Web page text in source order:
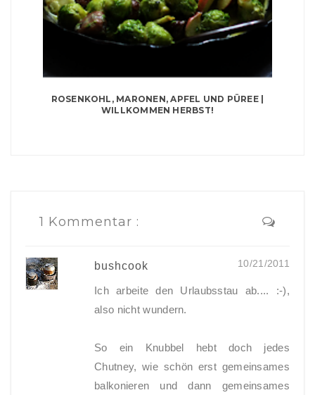
ROSENKOHL, MARONEN, APFEL UND PÜREE |
WILLKOMMEN HERBST!
1 Kommentar :
bushcook 10/21/2011
Ich arbeite den Urlaubsstau ab.... :-),
also nicht wundern.
So ein Knubbel hebt doch jedes
Chutney, wie schön erst gemeinsames
balkonieren und dann gemeinsames